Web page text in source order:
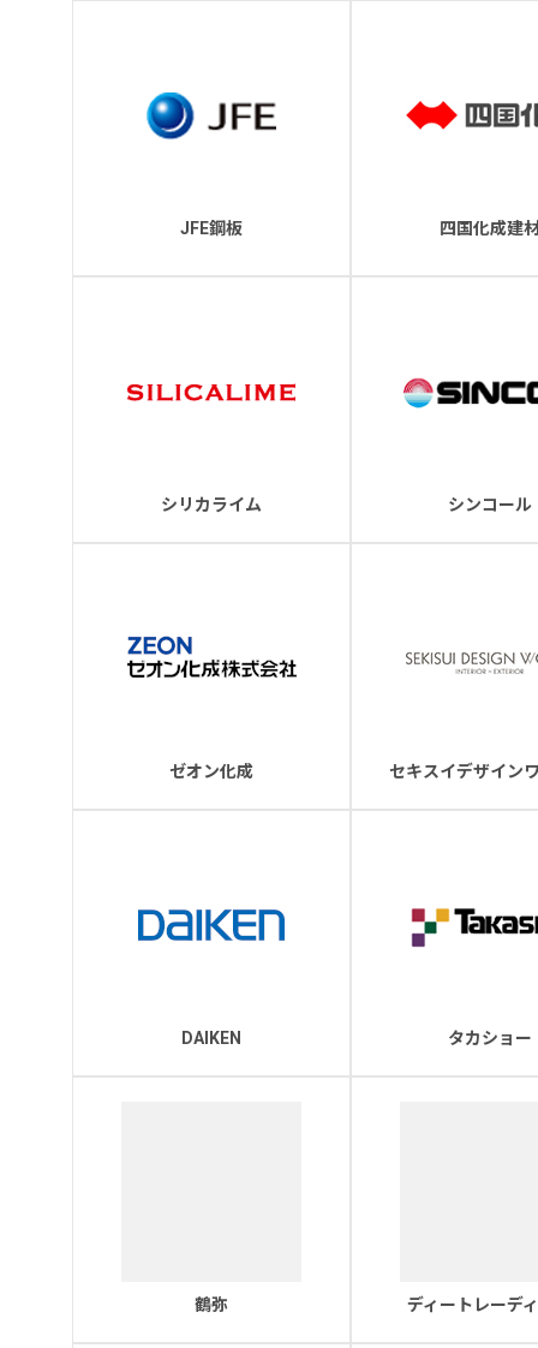
JFE鋼板 四国化成建
シリカライム シンコール
ゼオン化成 セキスイデザイン
DAIKEN タカショー
鶴弥 ディートレーデ